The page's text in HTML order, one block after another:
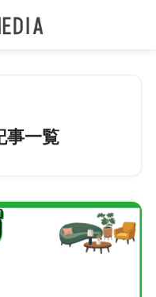
事一覧